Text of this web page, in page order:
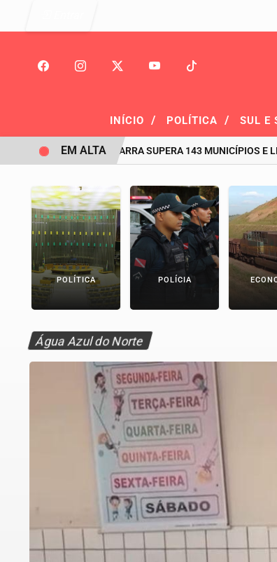
INÍCIO / POLÍTICA / SUL E
HISTÓRICO: PIÇARRA SUPERA 143 MUNICÍPIOS E
EM ALTA
POLÍTICA POLÍCIA
Água Azul do Norte